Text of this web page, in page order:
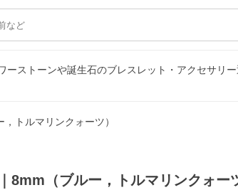
ストーンや誕生石のブレスレット・アクセサリ
トルマリンクォーツ）
8mm（ブルー，トルマリンクォー